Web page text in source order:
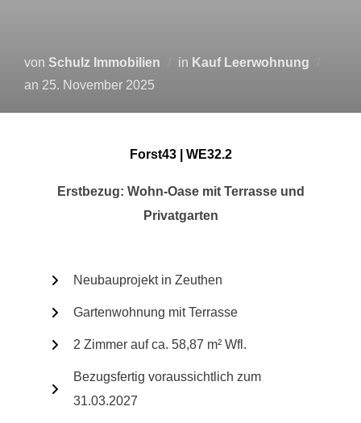
von Schulz Immobilien in Kauf Leerwohnung
an Veröffentlicht
25. November 2025
Forst43 | WE32.2
Erstbezug: Wohn-Oase mit Terrasse und
Privatgarten
Neubauprojekt in Zeuthen
Gartenwohnung mit Terrasse
2 Zimmer auf ca. 58,87 m² Wfl.
Bezugsfertig voraussichtlich zum
31.03.2027